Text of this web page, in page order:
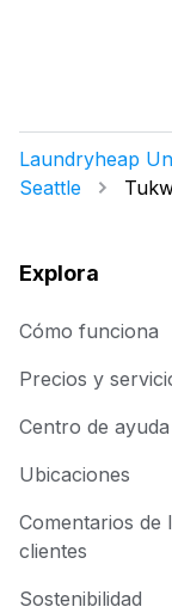
Laundryheap
Seattle
Explora
Cómo funciona
Precios y
Centro de ayuda
Ubicaciones
Comentarios de
clientes
Sostenibilidad